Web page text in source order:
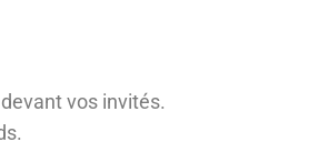
vos invités.